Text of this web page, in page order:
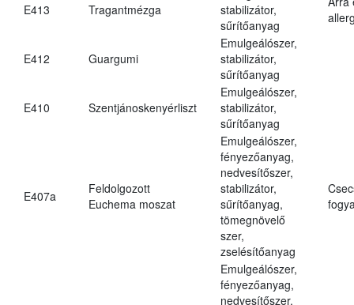
E413 Tragantmézga
stabilizátor,
sűrítőanyag
E412 Guargumi
Emulgeálószer,
stabilizátor,
sűrítőanyag
E410 Szentjánoskenyérliszt
Emulgeálószer,
stabilizátor,
sűrítőanyag
E407a
Feldolgozott
Euchema moszat
Emulgeálószer,
fényezőanyag,
nedvesítőszer,
stabilizátor,
sűrítőanyag,
tömegnövelő
szer,
zselésítőanyag
Emulgeálószer,
fényezőanyag,
nedvesítőszer,